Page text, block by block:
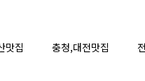
맛집 충청,대전맛집